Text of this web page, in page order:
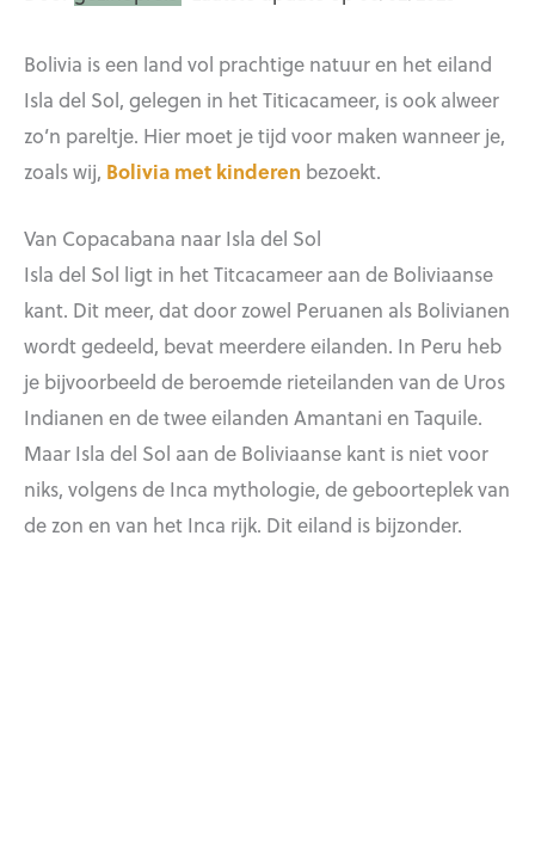
Bolivia is een land vol prachtige natuur en het eiland
Isla del Sol, gelegen in het Titicacameer, is ook alweer
zo’n pareltje. Hier moet je tijd voor maken wanneer je,
zoals wij, Bolivia met kinderen bezoekt.
Van Copacabana naar Isla del Sol
Isla del Sol ligt in het Titcacameer aan de Boliviaanse
kant. Dit meer, dat door zowel Peruanen als Bolivianen
wordt gedeeld, bevat meerdere eilanden. In Peru heb
je bijvoorbeeld de beroemde rieteilanden van de Uros
Indianen en de twee eilanden Amantani en Taquile.
Maar Isla del Sol aan de Boliviaanse kant is niet voor
niks, volgens de Inca mythologie, de geboorteplek van
de zon en van het Inca rijk. Dit eiland is bijzonder.